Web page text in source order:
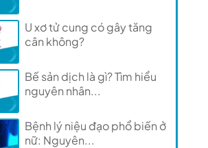
U xơ tử cung có gây tăng
cân không?
Bế sản dịch là gì? Tìm hiểu
nguyên nhân...
Bệnh lý niệu đạo phổ biến ở
nữ: Nguyên...